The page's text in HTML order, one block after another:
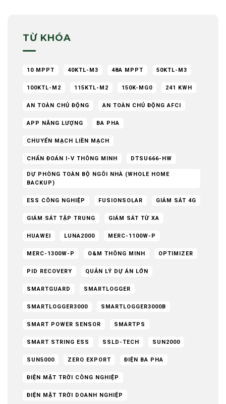
TỪ KHÓA
10 MPPT 40KTL-M3 48A MPPT 50KTL-M3
100KTL-M2 115KTL-M2 150K-MG0 241 KWH
AN TOÀN CHỦ ĐỘNG AN TOÀN CHỦ ĐỘNG AFCI
APP NĂNG LƯỢNG BA PHA
CHUYỂN MẠCH LIỀN MẠCH
CHẨN ĐOÁN I-V THÔNG MINH DTSU666-HW
DỰ PHÒNG TOÀN BỘ NGÔI NHÀ (WHOLE HOME
BACKUP)
ESS CÔNG NGHIỆP FUSIONSOLAR GIÁM SÁT 4G
GIÁM SÁT TẬP TRUNG GIÁM SÁT TỪ XA
HUAWEI LUNA2000 MERC-1100W-P
MERC-1300W-P O&M THÔNG MINH OPTIMIZER
PID RECOVERY QUẢN LÝ DỰ ÁN LỚN
SMARTGUARD SMARTLOGGER
SMARTLOGGER3000 SMARTLOGGER3000B
SMART POWER SENSOR SMARTPS
SMART STRING ESS SSLD-TECH SUN2000
SUN5000 ZERO EXPORT ĐIỆN BA PHA
ĐIỆN MẶT TRỜI CÔNG NGHIỆP
ĐIỆN MẶT TRỜI DOANH NGHIỆP